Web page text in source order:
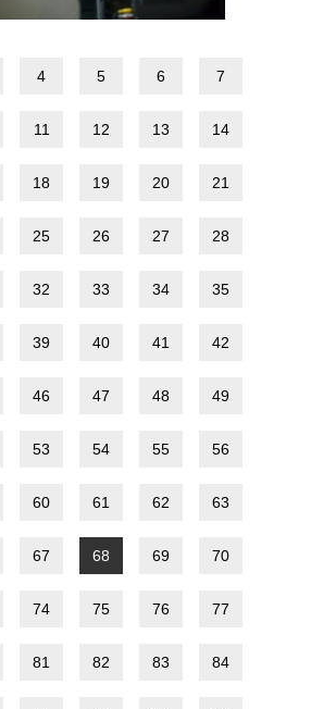
4 5 6 7
11 12 13 14
18 19 20 21
25 26 27 28
32 33 34 35
39 40 41 42
46 47 48 49
53 54 55 56
60 61 62 63
67 68 69 70
74 75 76 77
81 82 83 84